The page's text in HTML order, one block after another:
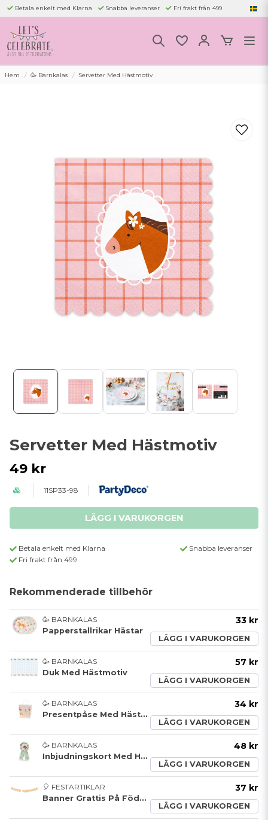
Betala enkelt med Klarna Snabba leveranser Fri frakt från 499
Hem 🥳 Barnkalas Servetter Med Hästmotiv
Servetter Med Hästmotiv
49 kr
11SP33-98
LÄGG I VARUKORGEN
Betala enkelt med Klarna
Snabba leveranser
Fri frakt från 499
Rekommenderade tillbehör
🥳 BARNKALAS
Papperstallrikar Hästar
33 kr
LÄGG I VARUKORGEN
🥳 BARNKALAS
Duk Med Hästmotiv
57 kr
LÄGG I VARUKORGEN
🥳 BARNKALAS
Presentpåse Med Hästar och Blommor
34 kr
LÄGG I VARUKORGEN
🥳 BARNKALAS
Inbjudningskort Med Hästmotiv
48 kr
LÄGG I VARUKORGEN
🎈 FESTARTIKLAR
Banner Grattis På Födelsedagen Hästar
37 kr
LÄGG I VARUKORGEN